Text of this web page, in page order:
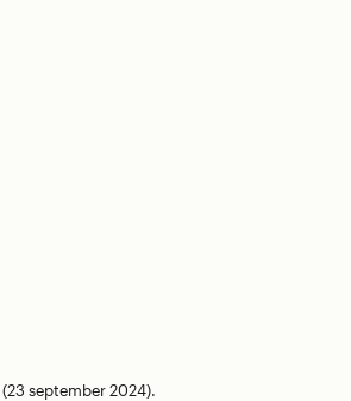
(23 september 2024).